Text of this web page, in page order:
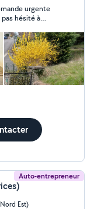
d'impôt de
services à la
en vigueur. Ce
le coût de
obtenir un devis
cinquante
urgente
hésité à
Auto-entrepreneur
Est)